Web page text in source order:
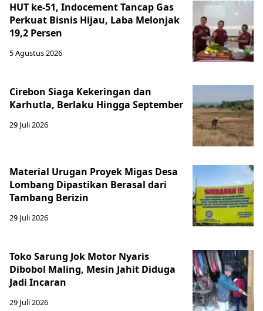
HUT ke-51, Indocement Tancap Gas
Perkuat Bisnis Hijau, Laba Melonjak
19,2 Persen
5 Agustus 2026
Cirebon Siaga Kekeringan dan
Karhutla, Berlaku Hingga September
29 Juli 2026
Material Urugan Proyek Migas Desa
Lombang Dipastikan Berasal dari
Tambang Berizin
29 Juli 2026
Toko Sarung Jok Motor Nyaris
Dibobol Maling, Mesin Jahit Diduga
Jadi Incaran
29 Juli 2026